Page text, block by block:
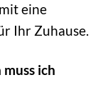
eine
Ihr Zuhause.
ich